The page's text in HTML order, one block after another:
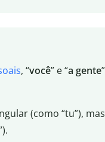
, “você” e “a gente
(como “tu”),